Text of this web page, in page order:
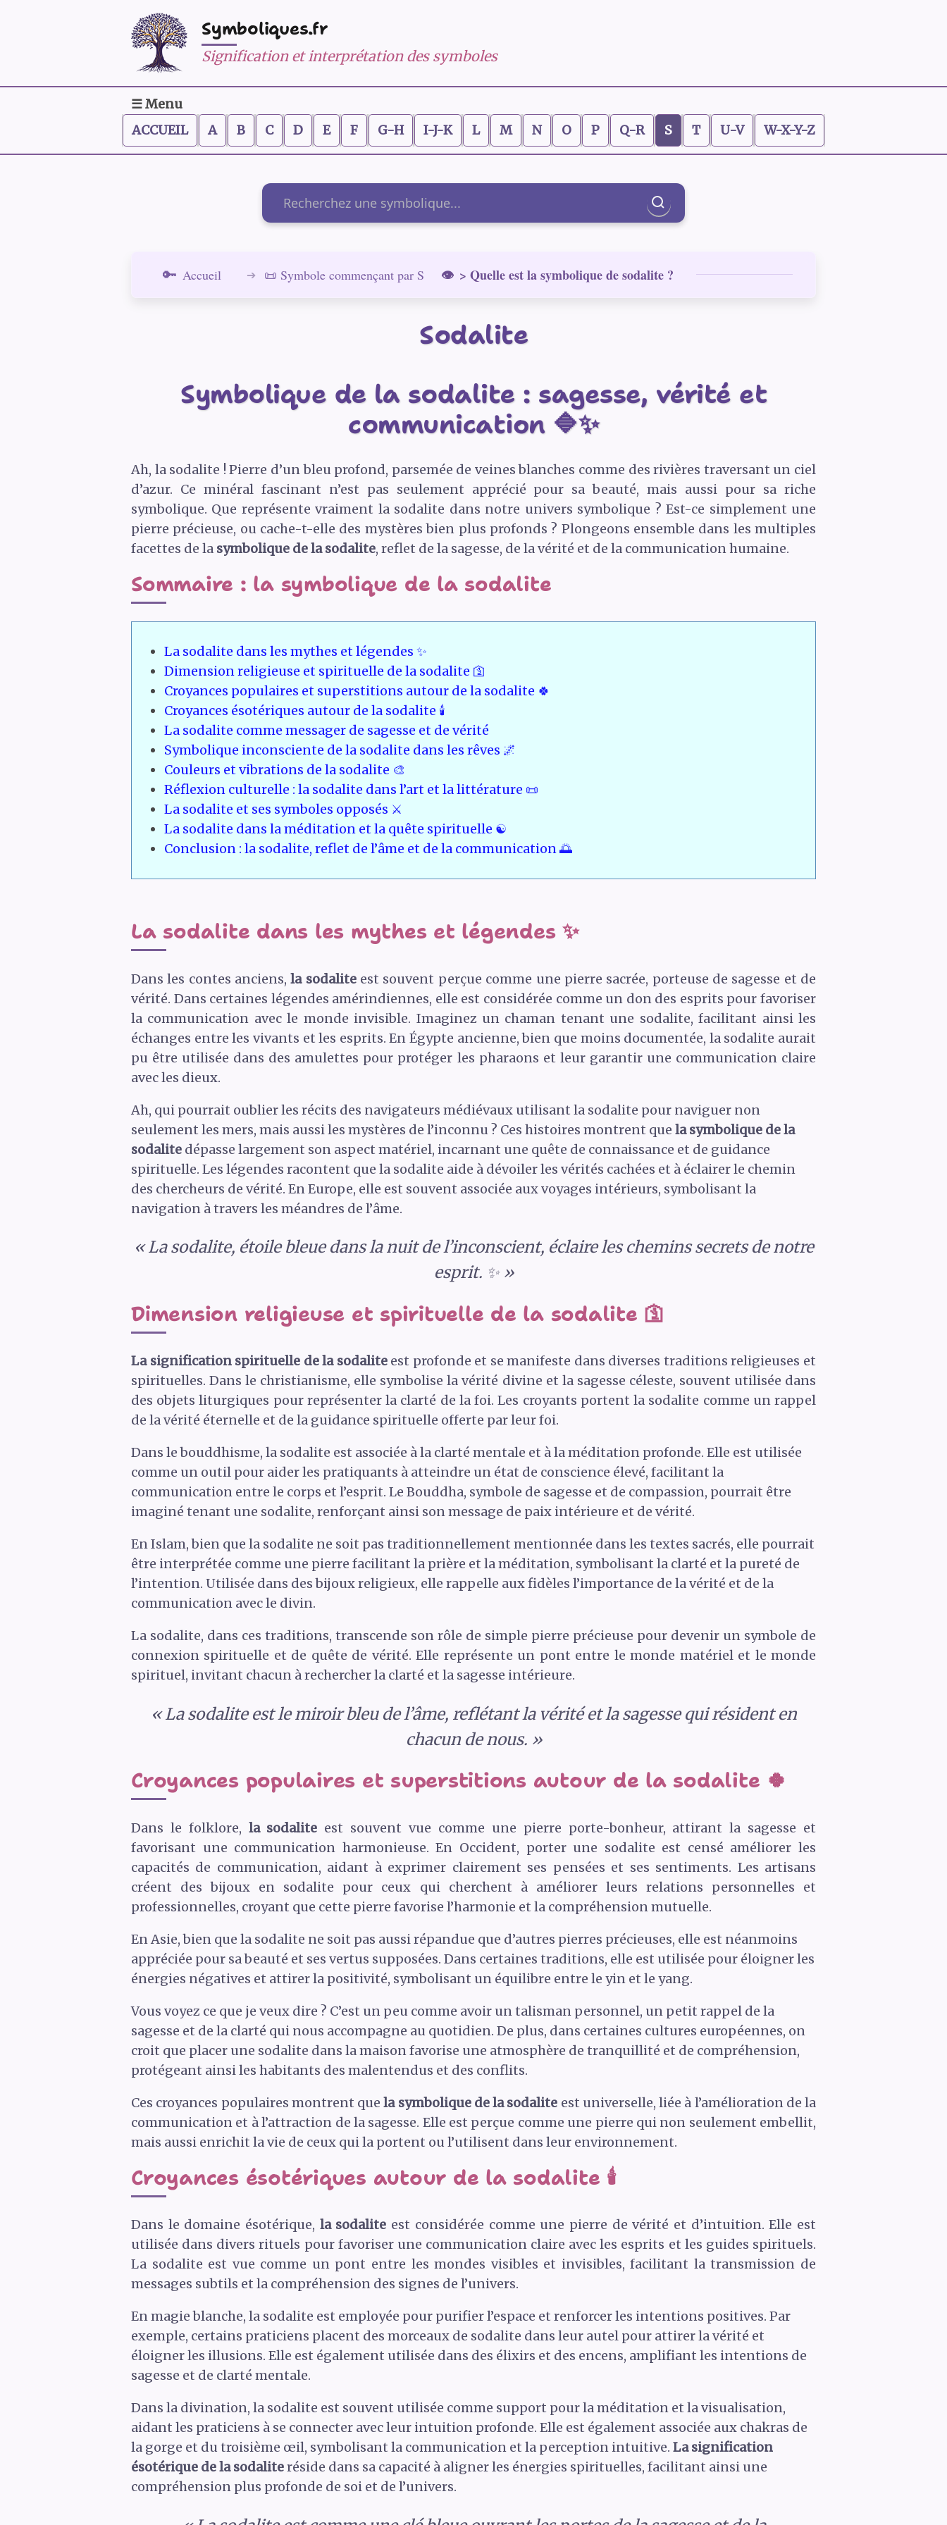
Symboliques.fr
Signification et interprétation des symboles
☰ Menu
ACCUEIL
A B C D E F G-H I-J-K L M N O P Q-R S T U-V W-X-Y-Z
Rechercher
Accueil 📜 Symbole commençant par S > Quelle est la symbolique de sodalite ?
Sodalite
Symbolique de la sodalite : sagesse, vérité et
communication 🔷✨
Ah, la sodalite ! Pierre d’un bleu profond, parsemée de veines blanches comme des rivières traversant un ciel
d’azur. Ce minéral fascinant n’est pas seulement apprécié pour sa beauté, mais aussi pour sa riche
symbolique. Que représente vraiment la sodalite dans notre univers symbolique ? Est-ce simplement une
pierre précieuse, ou cache-t-elle des mystères bien plus profonds ? Plongeons ensemble dans les multiples
facettes de la symbolique de la sodalite, reflet de la sagesse, de la vérité et de la communication humaine.
Sommaire : la symbolique de la sodalite
La sodalite dans les mythes et légendes ✨
Dimension religieuse et spirituelle de la sodalite 🛐
Croyances populaires et superstitions autour de la sodalite 🍀
Croyances ésotériques autour de la sodalite 🕯️
La sodalite comme messager de sagesse et de vérité
Symbolique inconsciente de la sodalite dans les rêves 🌌
Couleurs et vibrations de la sodalite 🎨
Réflexion culturelle : la sodalite dans l’art et la littérature 📜
La sodalite et ses symboles opposés ⚔️
La sodalite dans la méditation et la quête spirituelle ☯️
Conclusion : la sodalite, reflet de l’âme et de la communication 🌅
La sodalite dans les mythes et légendes ✨
Dans les contes anciens,la sodaliteest souvent perçue comme une pierre sacrée, porteuse de sagesse et de
vérité. Dans certaines légendes amérindiennes, elle est considérée comme un don des esprits pour favoriser
la communication avec le monde invisible. Imaginez un chaman tenant une sodalite, facilitant ainsi les
échanges entre les vivants et les esprits. En Égypte ancienne, bien que moins documentée, la sodalite aurait
pu être utilisée dans des amulettes pour protéger les pharaons et leur garantir une communication claire
avec les dieux.
Ah, qui pourrait oublier les récits des navigateurs médiévaux utilisant la sodalite pour naviguer non
seulement les mers, mais aussi les mystères de l’inconnu ? Ces histoires montrent que la symbolique de la
sodalite dépasse largement son aspect matériel, incarnant une quête de connaissance et de guidance
spirituelle. Les légendes racontent que la sodalite aide à dévoiler les vérités cachées et à éclairer le chemin
des chercheurs de vérité. En Europe, elle est souvent associée aux voyages intérieurs, symbolisant la
navigation à travers les méandres de l’âme.
« La sodalite, étoile bleue dans la nuit de l’inconscient, éclaire les chemins secrets de notre
esprit. ✨ »
Dimension religieuse et spirituelle de la sodalite 🛐
La signification spirituelle de la sodaliteest profonde et se manifeste dans diverses traditions religieuses et
spirituelles. Dans le christianisme, elle symbolise la vérité divine et la sagesse céleste, souvent utilisée dans
des objets liturgiques pour représenter la clarté de la foi. Les croyants portent la sodalite comme un rappel
de la vérité éternelle et de la guidance spirituelle offerte par leur foi.
Dans le bouddhisme, la sodalite est associée à la clarté mentale et à la méditation profonde. Elle est utilisée
comme un outil pour aider les pratiquants à atteindre un état de conscience élevé, facilitant la
communication entre le corps et l’esprit. Le Bouddha, symbole de sagesse et de compassion, pourrait être
imaginé tenant une sodalite, renforçant ainsi son message de paix intérieure et de vérité.
En Islam, bien que la sodalite ne soit pas traditionnellement mentionnée dans les textes sacrés, elle pourrait
être interprétée comme une pierre facilitant la prière et la méditation, symbolisant la clarté et la pureté de
l’intention. Utilisée dans des bijoux religieux, elle rappelle aux fidèles l’importance de la vérité et de la
communication avec le divin.
La sodalite, dans ces traditions, transcende son rôle de simple pierre précieuse pour devenir un symbole de
connexion spirituelle et de quête de vérité. Elle représente un pont entre le monde matériel et le monde
spirituel, invitant chacun à rechercher la clarté et la sagesse intérieure.
« La sodalite est le miroir bleu de l’âme, reflétant la vérité et la sagesse qui résident en
chacun de nous. »
Croyances populaires et superstitions autour de la sodalite 🍀
Dans le folklore, la sodalite est souvent vue comme une pierre porte-bonheur, attirant la sagesse et
favorisant une communication harmonieuse. En Occident, porter une sodalite est censé améliorer les
capacités de communication, aidant à exprimer clairement ses pensées et ses sentiments. Les artisans
créent des bijoux en sodalite pour ceux qui cherchent à améliorer leurs relations personnelles et
professionnelles, croyant que cette pierre favorise l’harmonie et la compréhension mutuelle.
En Asie, bien que la sodalite ne soit pas aussi répandue que d’autres pierres précieuses, elle est néanmoins
appréciée pour sa beauté et ses vertus supposées. Dans certaines traditions, elle est utilisée pour éloigner les
énergies négatives et attirer la positivité, symbolisant un équilibre entre le yin et le yang.
Vous voyez ce que je veux dire ? C’est un peu comme avoir un talisman personnel, un petit rappel de la
sagesse et de la clarté qui nous accompagne au quotidien. De plus, dans certaines cultures européennes, on
croit que placer une sodalite dans la maison favorise une atmosphère de tranquillité et de compréhension,
protégeant ainsi les habitants des malentendus et des conflits.
Ces croyances populaires montrent quela symbolique de la sodalite est universelle, liée à l’amélioration de la
communication et à l’attraction de la sagesse. Elle est perçue comme une pierre qui non seulement embellit,
mais aussi enrichit la vie de ceux qui la portent ou l’utilisent dans leur environnement.
Croyances ésotériques autour de la sodalite 🕯️
Dans le domaine ésotérique, la sodalite est considérée comme une pierre de vérité et d’intuition. Elle est
utilisée dans divers rituels pour favoriser une communication claire avec les esprits et les guides spirituels.
La sodalite est vue comme un pont entre les mondes visibles et invisibles, facilitant la transmission de
messages subtils et la compréhension des signes de l’univers.
En magie blanche, la sodalite est employée pour purifier l’espace et renforcer les intentions positives. Par
exemple, certains praticiens placent des morceaux de sodalite dans leur autel pour attirer la vérité et
éloigner les illusions. Elle est également utilisée dans des élixirs et des encens, amplifiant les intentions de
sagesse et de clarté mentale.
Dans la divination, la sodalite est souvent utilisée comme support pour la méditation et la visualisation,
aidant les praticiens à se connecter avec leur intuition profonde. Elle est également associée aux chakras de
la gorge et du troisième œil, symbolisant la communication et la perception intuitive. La signification
ésotérique de la sodaliteréside dans sa capacité à aligner les énergies spirituelles, facilitant ainsi une
compréhension plus profonde de soi et de l’univers.